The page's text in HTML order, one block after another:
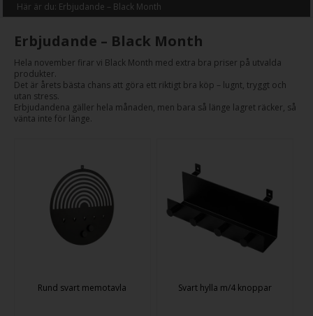
Här är du: Erbjudande – Black Month
Erbjudande – Black Month
Hela november firar vi Black Month med extra bra priser på utvalda
produkter.
Det är årets bästa chans att göra ett riktigt bra köp – lugnt, tryggt och
utan stress.
Erbjudandena gäller hela månaden, men bara så länge lagret räcker, så
vänta inte för länge.
Rund svart memotavla Svart hylla m/4 knoppar